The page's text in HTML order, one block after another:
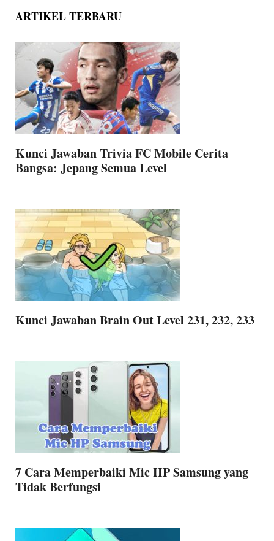
ARTIKEL TERBARU
Kunci Jawaban Trivia FC Mobile Cerita
Bangsa: Jepang Semua Level
Kunci Jawaban Brain Out Level 231, 232, 233
7 Cara Memperbaiki Mic HP Samsung yang
Tidak Berfungsi